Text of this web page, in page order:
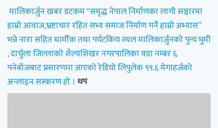
मालिकार्जुन खबर डटकम “समृद्ध नेपाल निर्माणका लागी सञ्चारमा
हाम्रो आवाज,भ्रष्टाचार रहित सभ्य समाज निर्माण गर्ने हाम्रो अभ्यास”
भन्ने नारा सहित धार्मीक तथा पर्यटकिय स्थल मालिकार्जुनको पुन्य भुमी
, दार्चुला जिल्लाको शैल्यशिखर नगरपालिका वडा नम्बर ६
पनेबाँजबाट प्रसारणमा आएको रेडियो लिपुलेक ९९.६ मेगाहर्जको
अन्लाइन सस्करण हो । थप